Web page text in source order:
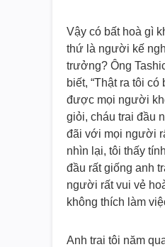
Vậy có bất hoà gì
thứ là người kế
trưởng? Ông
biết, “Thật ra tôi có
được mọi người
giỏi, cháu trai đầu
đãi với mọi người
nhìn lại, tôi thấy
đầu rất giống anh
người rất vui vẻ
không thích làm
Anh trai tôi năm